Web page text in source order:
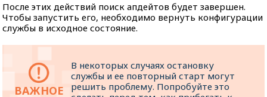
После этих действий поиск апдейтов будет завершен.
Чтобы запустить его, необходимо вернуть конфигурации
службы в исходное состояние.
В некоторых случаях остановку
службы и ее повторный старт могут
решить проблему. Попробуйте это